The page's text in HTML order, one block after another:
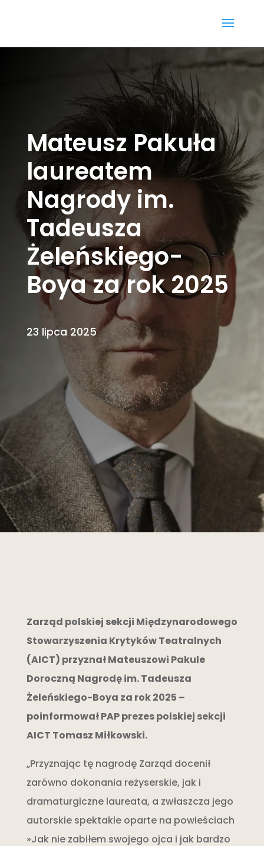
Mateusz Pakuła
laureatem
Nagrody im.
Tadeusza
Żeleńskiego-
Boya za rok 2025
23 lipca 2025
Zarząd polskiej sekcji Międzynarodowego
Stowarzyszenia Krytyków Teatralnych
(AICT) przyznał Mateuszowi Pakule
Doroczną Nagrodę im. Tadeusza
Żeleńskiego-Boya za rok 2025 –
poinformował PAP prezes polskiej sekcji
AICT Tomasz Miłkowski.
„Przyznając tę nagrodę Zarząd docenił
zarówno dokonania reżyserskie, jak i
dramaturgiczne laureata, a zwłaszcza jego
autorskie spektakle oparte na powieściach
»Jak nie zabiłem swojego ojca i jak bardzo